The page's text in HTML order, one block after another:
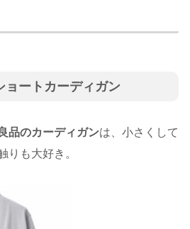
ョートカーディガン
品のカーディガンは、小さくして
りも大好き。